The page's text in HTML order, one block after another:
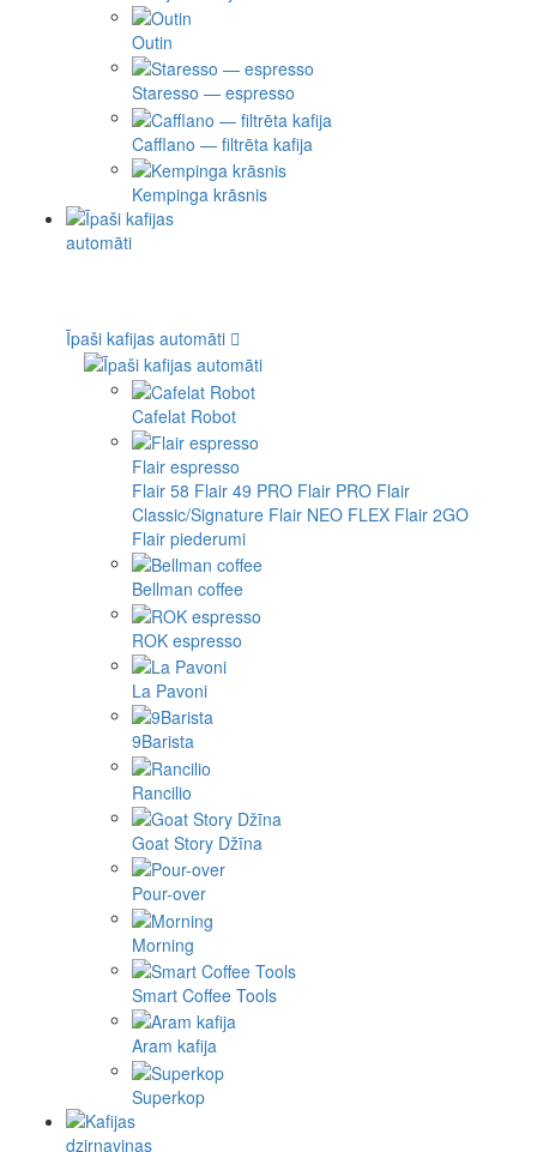
Outin
Staresso — espresso
Cafflano — filtrēta kafija
Kempinga krāsnis
Īpaši kafijas automāti
Cafelat Robot
Flair espresso
Flair 58 Flair 49 PRO Flair PRO Flair
Classic/Signature Flair NEO FLEX Flair 2GO
Flair piederumi
Bellman coffee
ROK espresso
La Pavoni
9Barista
Rancilio
Goat Story Džīna
Pour-over
Morning
Smart Coffee Tools
Aram kafija
Superkop